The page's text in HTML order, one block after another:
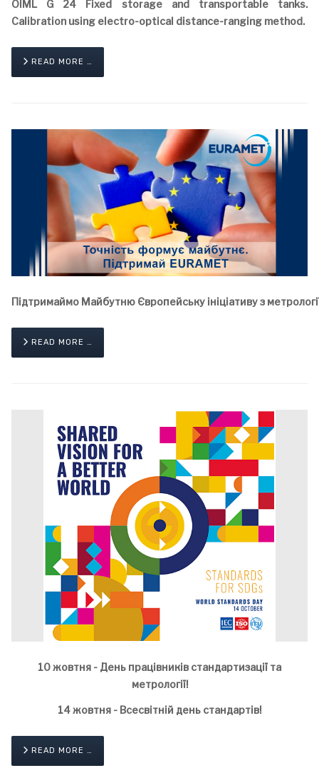
OIML G 24 Fixed storage and transportable tanks.
Calibration using electro-optical distance-ranging method.
READ MORE …
Підтримаймо Майбутню Європейську ініціативуз
READ MORE …
10 жовтня - День працівників стандартизації та
метрології!
14 жовтня - Всесвітній день стандартів!
READ MORE …